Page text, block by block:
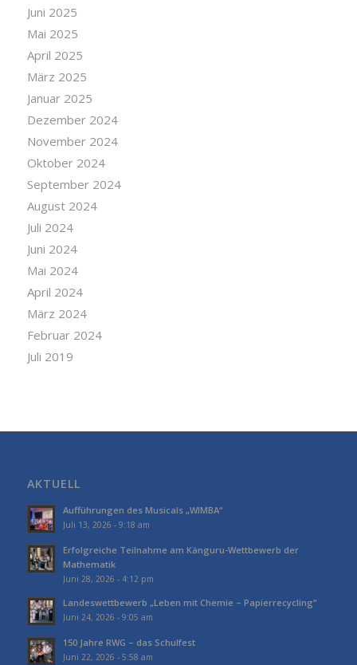
Juni 2025
Mai 2025
April 2025
März 2025
Januar 2025
Dezember 2024
November 2024
Oktober 2024
September 2024
August 2024
Juli 2024
Juni 2024
Mai 2024
April 2024
März 2024
Februar 2024
Juli 2019
AKTUELL
Aufführungen des Musicals „WIMBA“
Juli 13, 2026 - 9:18 am
Erfolgreiche Teilnahme am Känguru-Wettbewerb der
Mathematik
Juni 28, 2026 - 4:12 pm
Landeswettbewerb „Leben mit Chemie – Papierrecycling“
Juni 24, 2026 - 9:05 am
150 Jahre RWG – das Schulfest
Juni 22, 2026 - 5:58 am